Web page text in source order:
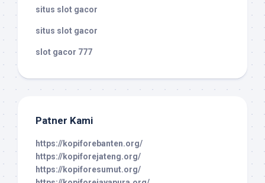
situs slot gacor
situs slot gacor
slot gacor 777
Patner Kami
https://kopiforebanten.org/
https://kopiforejateng.org/
https://kopiforesumut.org/